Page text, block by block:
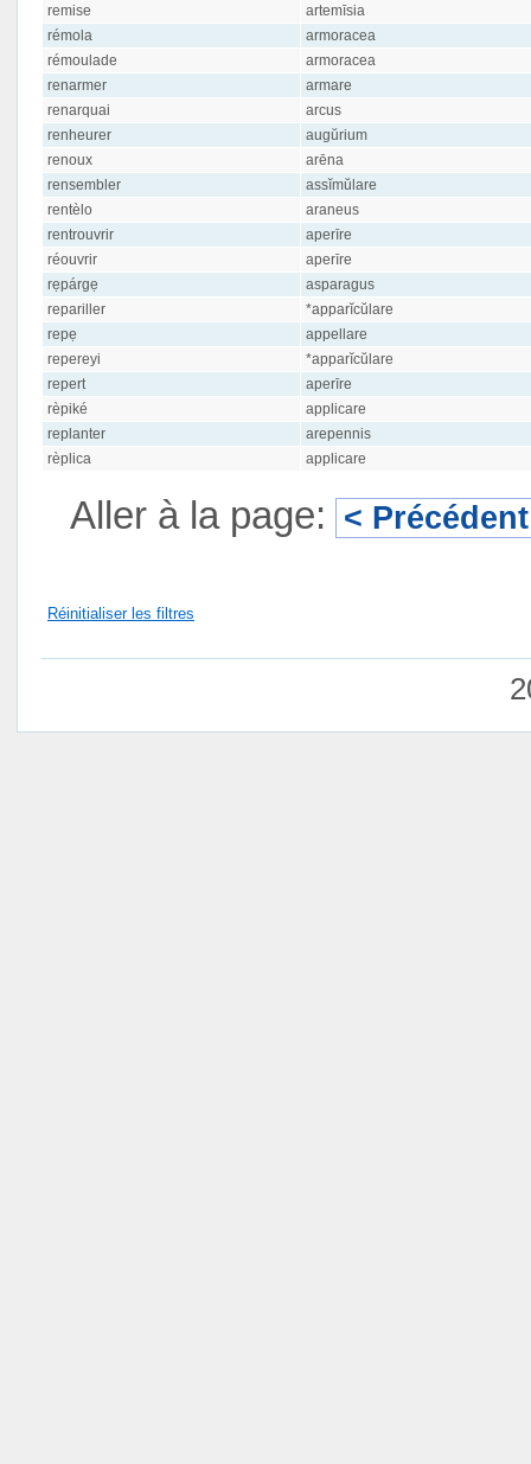
remise
artemīsia
rémola
armoracea
rémoulade
armoracea
renarmer
armare
renarquai
arcus
renheurer
augŭrium
renoux
arēna
rensembler
assĭmŭlare
rentèlo
araneus
rentrouvrir
aperīre
réouvrir
aperīre
rẹpárgẹ
asparagus
repariller
*apparĭcŭlare
repẹ
appellare
repereyi
*apparĭcŭlare
repert
aperīre
rèpiké
applicare
replanter
arepennis
rèplica
applicare
Aller à la page: < Précédent
Réinitialiser les filtres